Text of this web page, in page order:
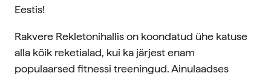
Eestis!
Rakvere Rekletonihallis on koondatud ühe katuse
alla kõik reketialad, kui ka järjest enam
populaarsed fitnessi treeningud. Ainulaadses